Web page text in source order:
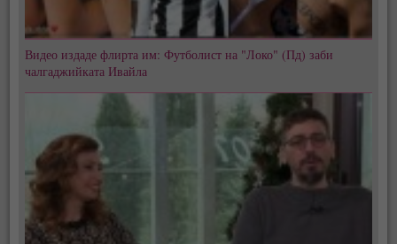
Видео издаде флирта им: Футболист на "Локо" (Пд) заби
чалгаджийката Ивайла